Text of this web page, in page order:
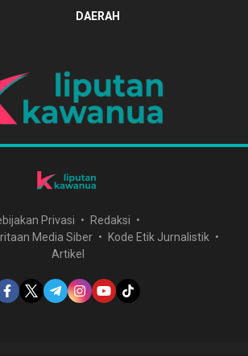
DAERAH
Privasi
Redaksi
Media Siber
Kode Etik Jurnalistik
Artikel